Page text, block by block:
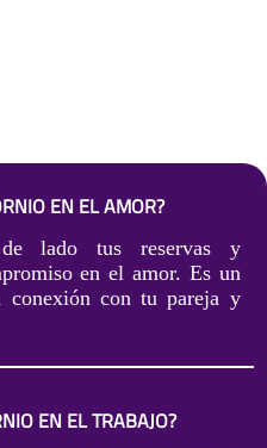
EN EL AMOR?
lado tus reservas y
en el amor. Es un
conexión con tu pareja y
EN EL TRABAJO?